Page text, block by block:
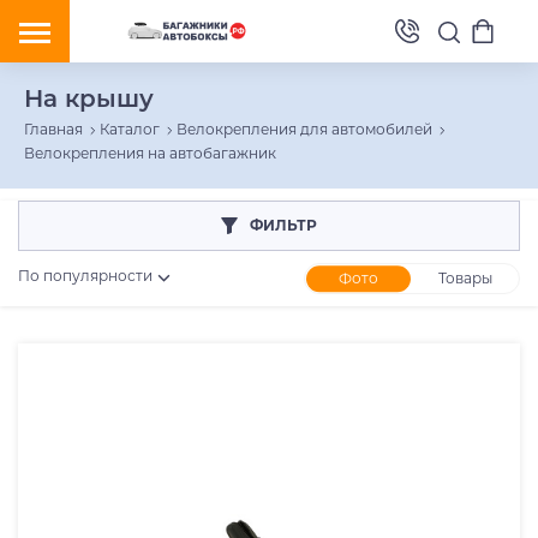
На крышу
Главная Каталог
Велокрепления для автомобилей
Велокрепления на автобагажник
ФИЛЬТР
По популярности Фото Товары